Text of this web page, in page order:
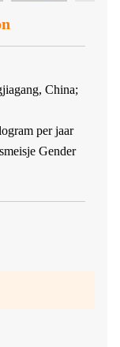
China;
per jaar
Gender